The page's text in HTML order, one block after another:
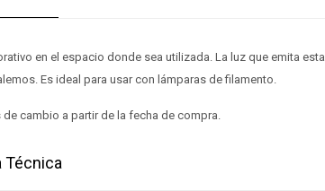
en el espacio donde sea utilizada. La luz que emita esta
Es ideal para usar con lámparas de filamento.
cambio a partir de la fecha de compra.
Técnica